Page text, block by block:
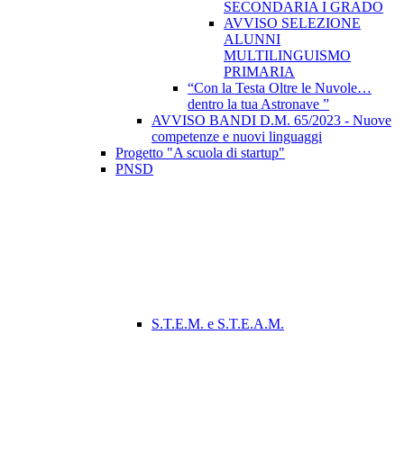
SECONDARIA I GRADO
AVVISO SELEZIONE
ALUNNI
MULTILINGUISMO
PRIMARIA
“Con la Testa Oltre le Nuvole…
dentro la tua Astronave ”
AVVISO BANDI D.M. 65/2023 - Nuove
competenze e nuovi linguaggi
Progetto "A scuola di startup"
PNSD
S.T.E.M. e S.T.E.A.M.